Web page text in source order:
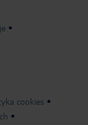
cookies